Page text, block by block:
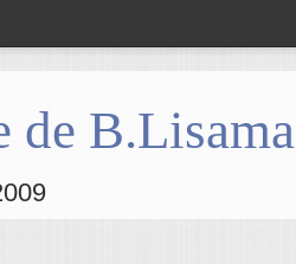
de B.Lisama